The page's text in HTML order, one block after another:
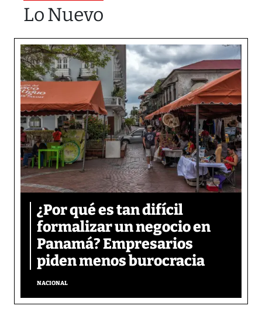
Lo Nuevo
¿Por qué es tan difícil
formalizar un negocio en
Panamá? Empresarios
piden menos burocracia
NACIONAL